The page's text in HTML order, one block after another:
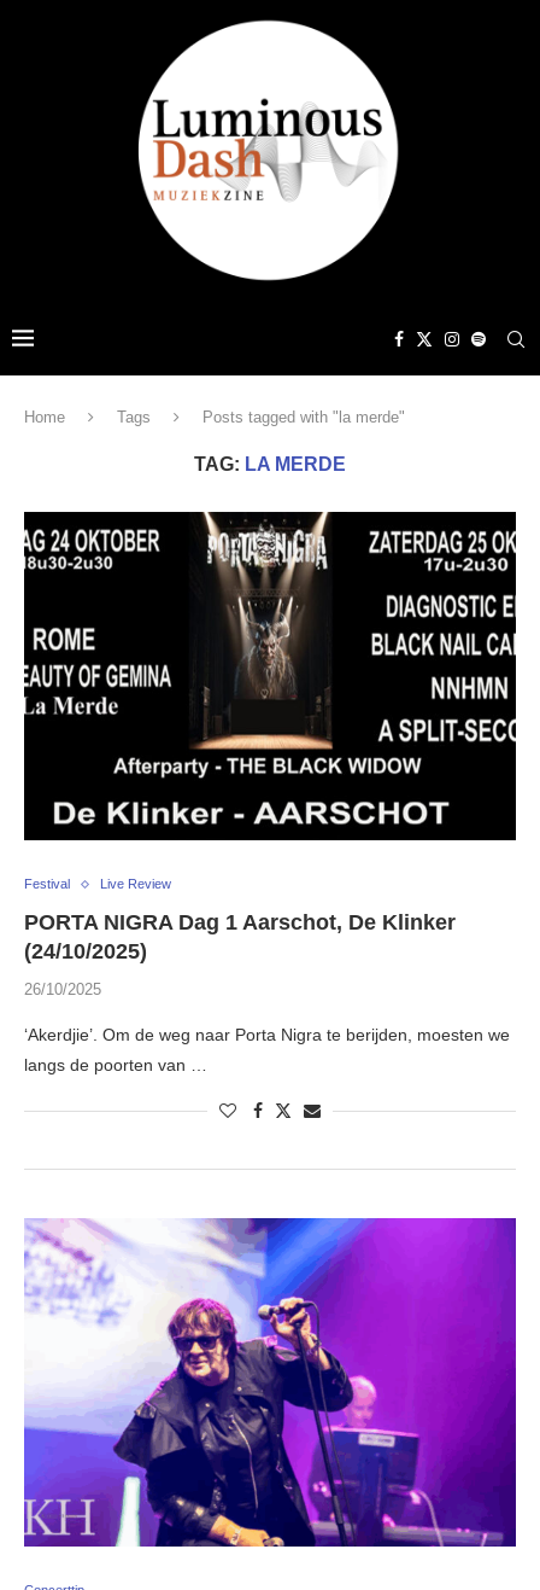
Home Tags Posts tagged with "la merde"
TAG: LA MERDE
Festival Live Review
PORTA NIGRA Dag 1 Aarschot, De Klinker
(24/10/2025)
26/10/2025
‘Akerdjie’. Om de weg naar Porta Nigra te berijden, moesten we
langs de poorten van …